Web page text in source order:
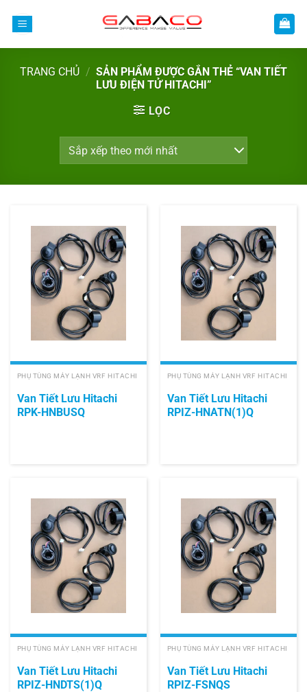
TRANG CHỦ / SẢN PHẨM ĐƯỢC GẮN THẺ “VAN TIẾT
LƯU ĐIỆN TỬ HITACHI”
LỌC
PHỤ TÙNG MÁY LẠNH VRF HITACHI
Van Tiết Lưu Hitachi
RPK-HNBUSQ
PHỤ TÙNG MÁY LẠNH VRF HITACHI
Van Tiết Lưu Hitachi
RPIZ-HNATN(1)Q
PHỤ TÙNG MÁY LẠNH VRF HITACHI
Van Tiết Lưu Hitachi
RPIZ-HNDTS(1)Q
PHỤ TÙNG MÁY LẠNH VRF HITACHI
Van Tiết Lưu Hitachi
RPIZ-FSNQS